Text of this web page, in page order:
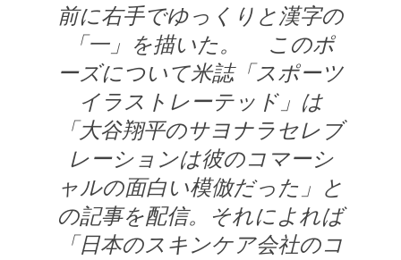
前に右手でゆっくりと漢字の
「一」を描いた。 このポ
ーズについて米誌「スポーツ
イラストレーテッド」は
「大谷翔平のサヨナラセレブ
レーションは彼のコマーシ
ャルの面白い模倣だった」と
の記事を配信。それによれば
「日本のスキンケア会社のコ